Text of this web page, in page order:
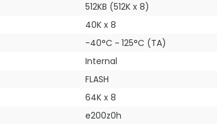
512KB (512K x 8)
40K x 8
-40°C ~ 125°C (TA)
Internal
FLASH
64K x 8
e200z0h